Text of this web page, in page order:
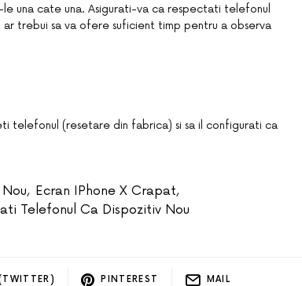
una cate una. Asigurati-va ca respectati telefonul
trebui sa va ofere suficient timp pentru a observa
telefonul (resetare din fabrica) si sa il configurati ca
, Ecran IPhone X Crapat,
Telefonul Ca Dispozitiv Nou
PINTEREST MAIL